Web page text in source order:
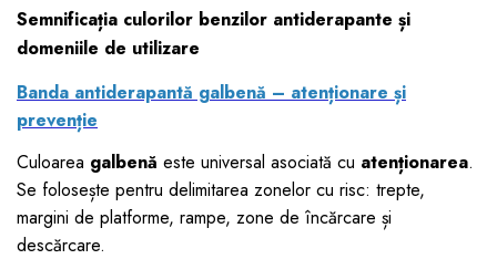
Semnificația culorilor benzilor antiderapante și
domeniile de utilizare
Banda antiderapantă galbenă – atenționare și
prevenție
Culoarea galbenă este universal asociată cu atenționarea.
Se folosește pentru delimitarea zonelor cu risc: trepte,
margini de platforme, rampe, zone de încărcare și
descărcare.